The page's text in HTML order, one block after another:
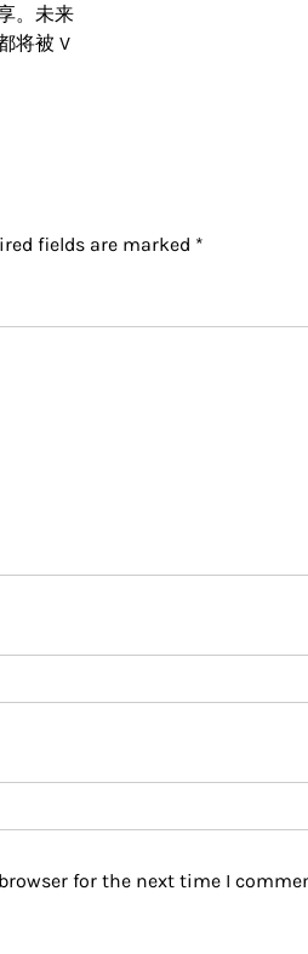
。未来
将被 V
fields are marked *
for the next time I